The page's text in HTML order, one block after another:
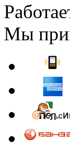
Мы